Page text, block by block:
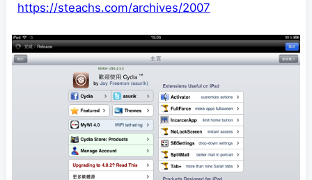
https://steachs.com/archives/2007